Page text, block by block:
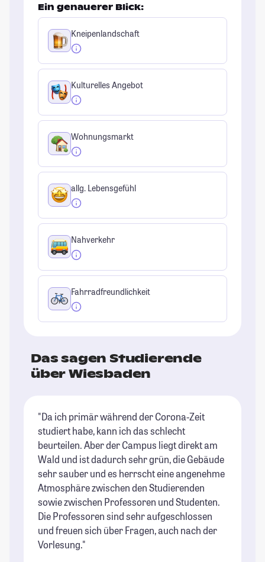
Ein genauerer Blick:
Kneipenlandschaft
Kulturelles Angebot
Wohnungsmarkt
allg. Lebensgefühl
Nahverkehr
Fahrradfreundlichkeit
Das sagen Studierende
über Wiesbaden
"Da ich primär während der Corona-Zeit
studiert habe, kann ich das schlecht
beurteilen. Aber der Campus liegt direkt am
Wald und ist dadurch sehr grün, die Gebäude
sehr sauber und es herrscht eine angenehme
Atmosphäre zwischen den Studierenden
sowie zwischen Professoren und Studenten.
Die Professoren sind sehr aufgeschlossen
und freuen sich über Fragen, auch nach der
Vorlesung."